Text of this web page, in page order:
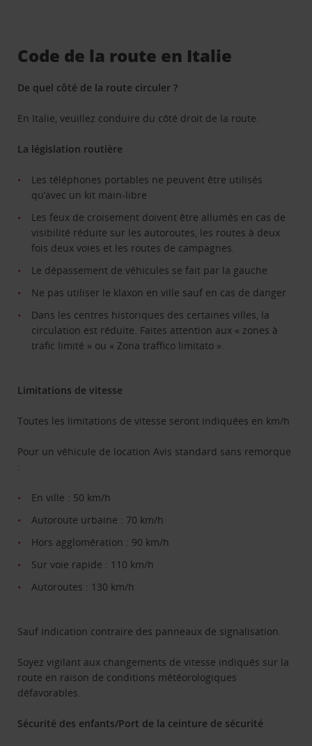
Code de la route en Italie
De quel côté de la route circuler ?
En Italie, veuillez conduire du côté droit de la route.
La législation routière
Les téléphones portables ne peuvent être utilisés
qu’avec un kit main-libre
Les feux de croisement doivent être allumés en cas de
visibilité réduite sur les autoroutes, les routes à deux
fois deux voies et les routes de campagnes.
Le dépassement de véhicules se fait par la gauche
Ne pas utiliser le klaxon en ville sauf en cas de danger
Dans les centres historiques des certaines villes, la
circulation est réduite. Faites attention aux « zones à
trafic limité » ou « Zona traffico limitato ».
Limitations de vitesse
Toutes les limitations de vitesse seront indiquées en km/h
Pour un véhicule de location Avis standard sans remorque
:
En ville : 50 km/h
Autoroute urbaine : 70 km/h
Hors agglomération : 90 km/h
Sur voie rapide : 110 km/h
Autoroutes : 130 km/h
Sauf indication contraire des panneaux de signalisation.
Soyez vigilant aux changements de vitesse indiqués sur la
route en raison de conditions météorologiques
défavorables.
Sécurité des enfants/Port de la ceinture de sécurité